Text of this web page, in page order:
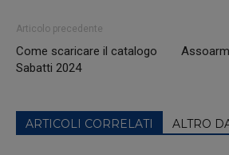
Articolo precedente
Come scaricare il catalogo
Sabatti 2024
ARTICOLI CORRELATI ALTRO